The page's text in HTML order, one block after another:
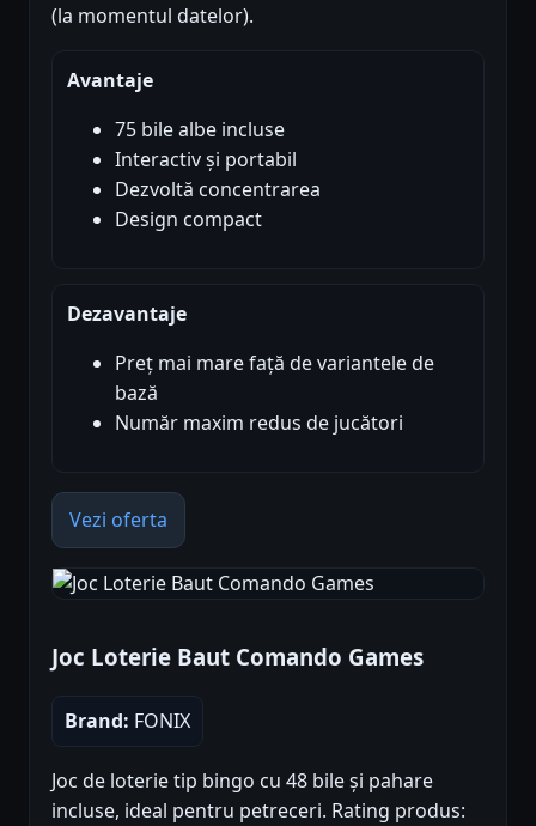
(la momentul datelor).
Avantaje
75 bile albe incluse
Interactiv și portabil
Dezvoltă concentrarea
Design compact
Dezavantaje
Preț mai mare față de variantele de
bază
Număr maxim redus de jucători
Vezi oferta
Joc Loterie Baut Comando Games
Brand: FONIX
Joc de loterie tip bingo cu 48 bile și pahare
incluse, ideal pentru petreceri. Rating produs: